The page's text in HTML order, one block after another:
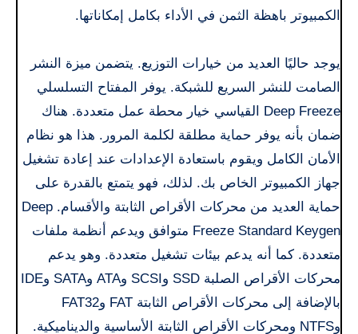
الكمبيوتر باهظة الثمن في الأداء بكامل إمكاناتها.
يوجد حاليًا العديد من خيارات التوزيع. يتضمن ميزة النشر
الصامت للنشر السريع للشبكة. يوفر المفتاح التسلسلي
Deep Freeze القياسي خيار محطة عمل متعددة. هناك
ضمان بأنه يوفر حماية مطلقة لكلمة المرور. هذا هو نظام
الأمان الكامل ويقوم باستعادة الإعدادات عند إعادة تشغيل
جهاز الكمبيوتر الخاص بك. لذلك، فهو يتمتع بالقدرة على
حماية العديد من محركات الأقراص الثابتة والأقسام. Deep
Freeze Standard Keygen متوافق ويدعم أنظمة ملفات
متعددة. كما أنه يدعم بيئات تشغيل متعددة. وهو يدعم
محركات الأقراص الصلبة SSD وSCSI وATA وSATA وIDE
بالإضافة إلى محركات الأقراص الثابتة FAT وFAT32
وNTFS ومحركات الأقراص الثابتة الأساسية والديناميكية.